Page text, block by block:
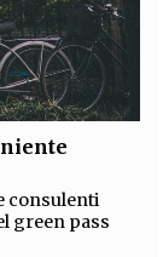
consulenti
green pass